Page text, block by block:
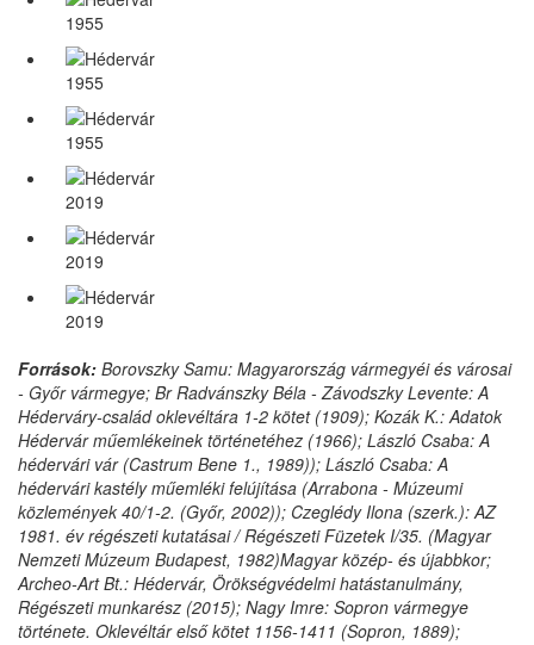
1955
1955
1955
2019
2019
2019
Források: Borovszky Samu: Magyarország vármegyéi és városai
- Győr vármegye; Br Radvánszky Béla - Závodszky Levente: A
Héderváry-család oklevéltára 1-2 kötet (1909); Kozák K.: Adatok
Hédervár műemlékeinek történetéhez (1966); László Csaba: A
hédervári vár (Castrum Bene 1., 1989)); László Csaba: A
hédervári kastély műemléki felújítása (Arrabona - Múzeumi
közlemények 40/1-2. (Győr, 2002)); Czeglédy Ilona (szerk.): AZ
1981. év régészeti kutatásai / Régészeti Füzetek I/35. (Magyar
Nemzeti Múzeum Budapest, 1982)Magyar közép- és újabbkor;
Archeo-Art Bt.: Hédervár, Örökségvédelmi hatástanulmány,
Régészeti munkarész (2015); Nagy Imre: Sopron vármegye
története. Oklevéltár első kötet 1156-1411 (Sopron, 1889);